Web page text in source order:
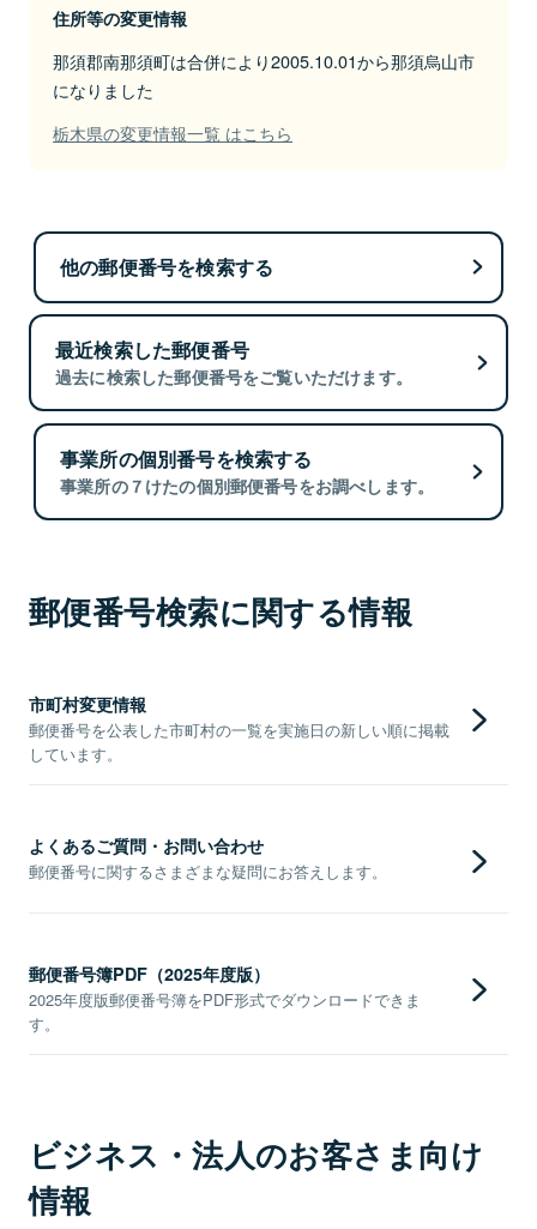
住所等の変更情報
那須郡南那須町は合併により2005.10.01から那須烏山市
になりました
栃木県の変更情報一覧 はこちら
他の郵便番号を検索する
最近検索した郵便番号
過去に検索した郵便番号をご覧いただけます。
事業所の個別番号を検索する
事業所の７けたの個別郵便番号をお調べします。
郵便番号検索に関する情報
市町村変更情報
郵便番号を公表した市町村の一覧を実施日の新しい順に掲載
しています。
よくあるご質問・お問い合わせ
郵便番号に関するさまざまな疑問にお答えします。
郵便番号簿PDF（2025年度版）
2025年度版郵便番号簿をPDF形式でダウンロードできま
す。
ビジネス・法人のお客さま向け
情報